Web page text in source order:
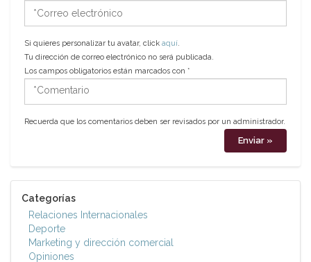
*Correo
electrónico
Si quieres personalizar tu avatar, click aquí.
Tu dirección de correo electrónico no será publicada.
Los campos obligatorios están marcados con *
*Comentario
Recuerda que los comentarios deben ser revisados por un administrador.
Categorías
Relaciones Internacionales
Deporte
Marketing y dirección comercial
Opiniones